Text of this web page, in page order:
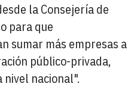
la Consejería de
para que
sumar más empresas a
público-privada,
nivel nacional".